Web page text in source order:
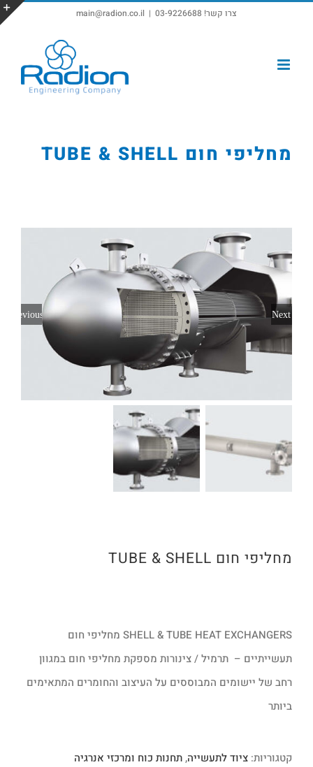
צרו קשר! 03-9226688 |
main@radion.co.il
מחליפי חום TUBE & SHELL
Previous Next
מחליפי חום TUBE & SHELL
SHELL & TUBE HEAT EXCHANGERS מחליפי חום
תעשייתיים – תרמיל / צינורות מספקת מחליפי חום במגוון
רחב של יישומים המבוססים על העיצוב והחומרים המתאימים
ביותר
קטגוריות: ציוד לתעשייה,תחנות כוח ומרכזי אנרגיה